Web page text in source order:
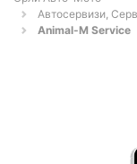
Автосервизи,
Animal-M Service